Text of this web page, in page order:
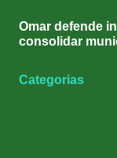
Omar defende
consolidar
Categorias